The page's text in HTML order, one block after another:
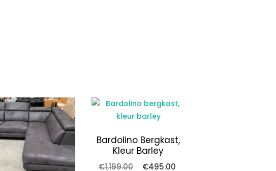
Bardolino Bergkast,
Kleur Barley
€1,199.00
Oorspronkelijke
€495.00